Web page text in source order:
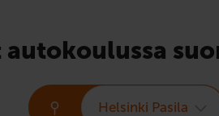
autokoulussa
Helsinki Pasila